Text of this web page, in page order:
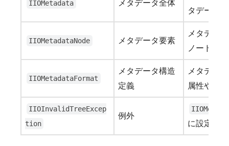
IIOMetadata メタデータ全体
タデータ
IIOMetadataNode メタデータ要素
メタデー
ノードを
IIOMetadataFormat
メタデータ構造
定義
メタデー
属性や子
IIOInvalidTreeExcep
tion
例外
に設定し